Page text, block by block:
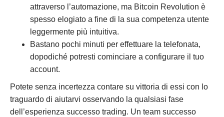
attraverso l’automazione, ma Bitcoin Revolution è
spesso elogiato a fine di la sua competenza utente
leggermente più intuitiva.
Bastano pochi minuti per effettuare la telefonata,
dopodiché potresti cominciare a configurare il tuo
account.
Potete senza incertezza contare su vittoria di essi con lo
traguardo di aiutarvi osservando la qualsiasi fase
dell’esperienza successo trading. Un team successo